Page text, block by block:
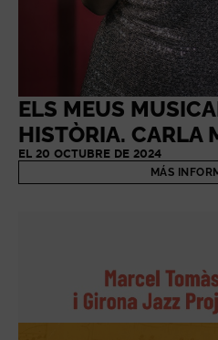
ELS MEUS
HISTÒRIA. CARLA
EL 20 OCTUBRE DE 2024
MÁS